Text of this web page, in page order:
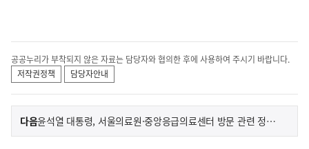
공공누리가 부착되지 않은 자료는 담당자와 협의한 후에 사용하여 주시기 바랍니다.
저작권정책
담당자안내
이
전
다음기
사
윤석열 대통령, 서울의료원·중앙응급의료센터 방문 관련 정혜전 대변인 서면 브리핑